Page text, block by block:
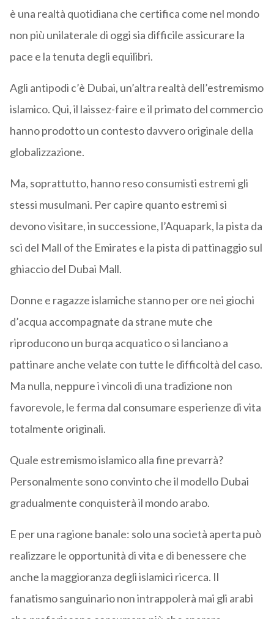
è una realtà quotidiana che certifica come nel mondo
non più unilaterale di oggi sia difficile assicurare la
pace e la tenuta degli equilibri.
Agli antipodi c’è Dubai, un’altra realtà dell’estremismo
islamico. Qui, il laissez-faire e il primato del commercio
hanno prodotto un contesto davvero originale della
globalizzazione.
Ma, soprattutto, hanno reso consumisti estremi gli
stessi musulmani. Per capire quanto estremi si
devono visitare, in successione, l’Aquapark, la pista da
sci del Mall of the Emirates e la pista di pattinaggio sul
ghiaccio del Dubai Mall.
Donne e ragazze islamiche stanno per ore nei giochi
d’acqua accompagnate da strane mute che
riproducono un burqa acquatico o si lanciano a
pattinare anche velate con tutte le difficoltà del caso.
Ma nulla, neppure i vincoli di una tradizione non
favorevole, le ferma dal consumare esperienze di vita
totalmente originali.
Quale estremismo islamico alla fine prevarrà?
Personalmente sono convinto che il modello Dubai
gradualmente conquisterà il mondo arabo.
E per una ragione banale: solo una società aperta può
realizzare le opportunità di vita e di benessere che
anche la maggioranza degli islamici ricerca. Il
fanatismo sanguinario non intrappolerà mai gli arabi